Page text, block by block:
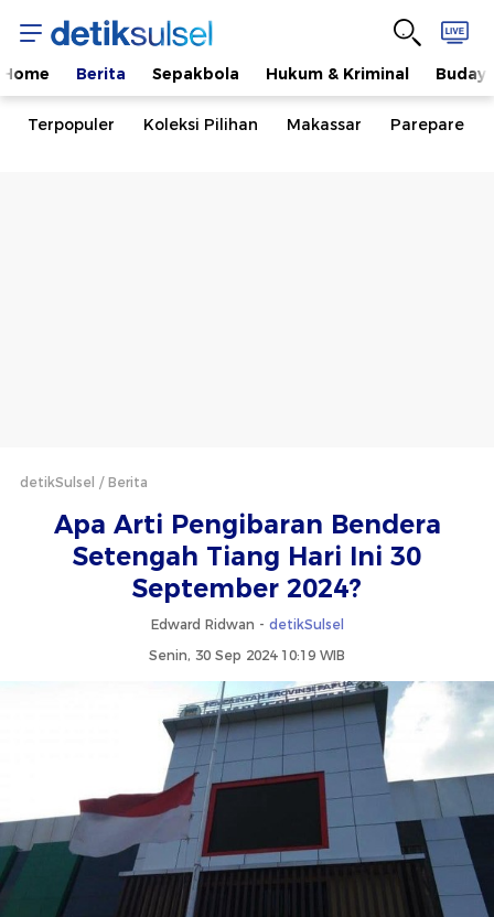
Home Berita Sepakbola Hukum & Kriminal
Terpopuler Koleksi Pilihan Makassar Parepare
detikSulsel Berita
Apa Arti Pengibaran Bendera
Setengah Tiang Hari Ini 30
September 2024?
Edward Ridwan - detikSulsel
Senin, 30 Sep 2024 10:19 WIB